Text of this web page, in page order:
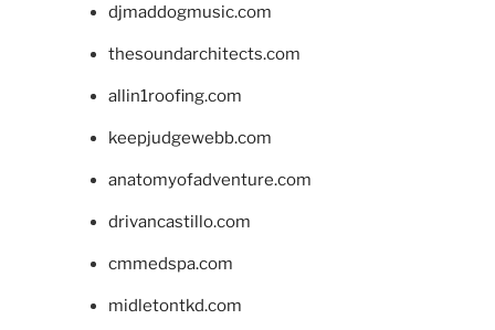
djmaddogmusic.com
thesoundarchitects.com
allin1roofing.com
keepjudgewebb.com
anatomyofadventure.com
drivancastillo.com
cmmedspa.com
midletontkd.com